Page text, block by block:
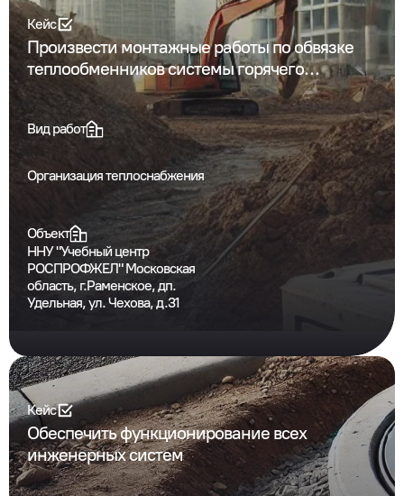
Кейс
Произвести монтажные работы по обвязке
теплообменников системы горячего
водоснабжения
Объект
ННУ "Учебный центр
РОСПРОФЖЕЛ" Московская
область, г.Раменское, дп.
Удельная, ул. Чехова, д.31
Вид работ
Организация теплоснабжения
Кейс
Обеспечить функционирование всех
инженерных систем